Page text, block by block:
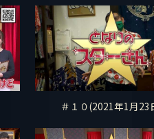
＃１０(2021年1月23